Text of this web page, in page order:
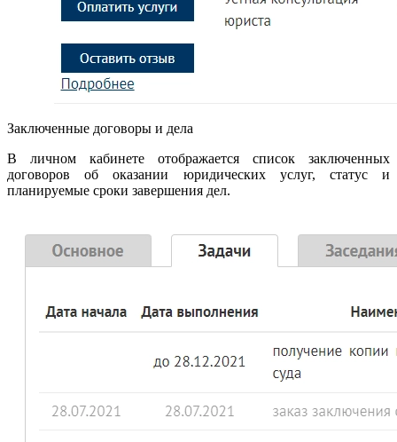
Заключенные договоры и дела
В личном кабинете отображается список заключенных
договоров об оказании юридических услуг, статус и
планируемые сроки завершения дел.